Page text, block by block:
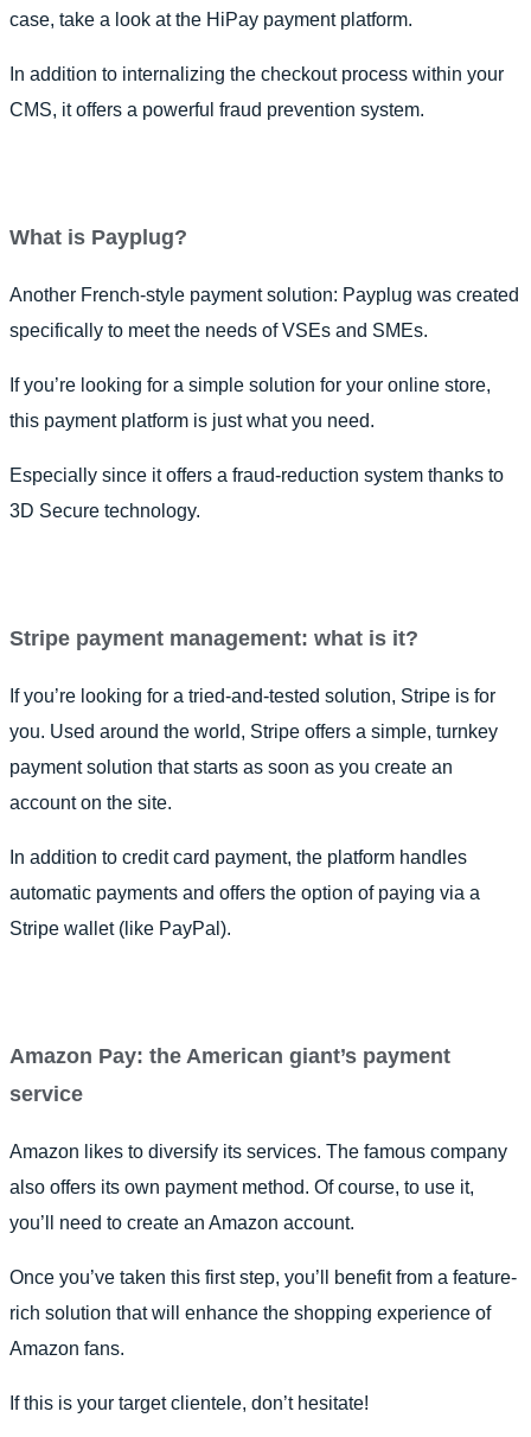
case, take a look at the HiPay payment platform.
In addition to internalizing the checkout process within your
CMS, it offers a powerful fraud prevention system.
What is Payplug?
Another French-style payment solution: Payplug was created
specifically to meet the needs of VSEs and SMEs.
If you’re looking for a simple solution for your online store,
this payment platform is just what you need.
Especially since it offers a fraud-reduction system thanks to
3D Secure technology.
Stripe payment management: what is it?
If you’re looking for a tried-and-tested solution, Stripe is for
you. Used around the world, Stripe offers a simple, turnkey
payment solution that starts as soon as you create an
account on the site.
In addition to credit card payment, the platform handles
automatic payments and offers the option of paying via a
Stripe wallet (like PayPal).
Amazon Pay: the American giant’s payment
service
Amazon likes to diversify its services. The famous company
also offers its own payment method. Of course, to use it,
you’ll need to create an Amazon account.
Once you’ve taken this first step, you’ll benefit from a feature-
rich solution that will enhance the shopping experience of
Amazon fans.
If this is your target clientele, don’t hesitate!